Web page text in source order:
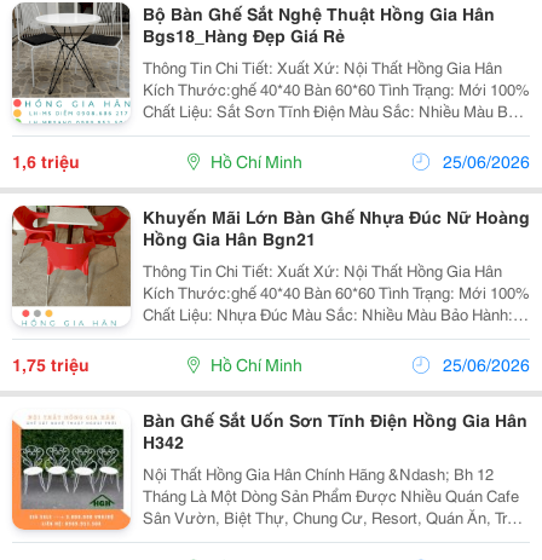
Bộ Bàn Ghế Sắt Nghệ Thuật Hồng Gia Hân
Bgs18_Hàng Đẹp Giá Rẻ
Thông Tin Chi Tiết: Xuất Xứ: Nội Thất Hồng Gia Hân
Kích Thước:ghế 40*40 Bàn 60*60 Tình Trạng: Mới 100%
Chất Liệu: Sắt Sơn Tĩnh Điện Màu Sắc: Nhiều Màu Bảo
Hành: 12 Tháng Đặc Biệt Chúng Tôi Nhận Gia Công
1,6 triệu Hồ Chí Minh 25/06/2026
Khuyến Mãi Lớn Bàn Ghế Nhựa Đúc Nữ Hoàng
Hồng Gia Hân Bgn21
Thông Tin Chi Tiết: Xuất Xứ: Nội Thất Hồng Gia Hân
Kích Thước:ghế 40*40 Bàn 60*60 Tình Trạng: Mới 100%
Chất Liệu: Nhựa Đúc Màu Sắc: Nhiều Màu Bảo Hành:
12 Tháng Đặc Biệt Chúng Tôi Nhận Gia Công Theo Mẫu
Của Khách Hàng. Về Chúng Tôi
1,75 triệu Hồ Chí Minh 25/06/2026
Bàn Ghế Sắt Uốn Sơn Tĩnh Điện Hồng Gia Hân
H342
Nội Thất Hồng Gia Hân Chính Hãng &Ndash; Bh 12
Tháng Là Một Dòng Sản Phẩm Được Nhiều Quán Cafe
Sân Vườn, Biệt Thự, Chung Cư, Resort, Quán Ăn, Trà
Sữa&Hellip; Ưa Chuộng Hiện Nay, Bộ Bàn Ghế Cafe